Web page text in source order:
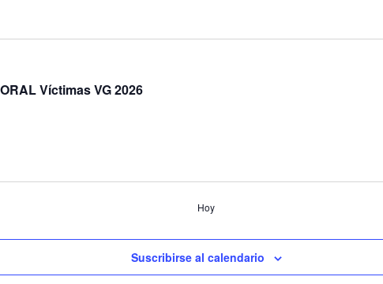
Víctimas VG 2026
Hoy
Suscribirse al calendario